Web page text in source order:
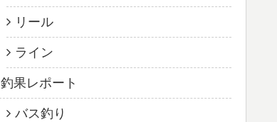
リール
ライン
釣果レポート
バス釣り